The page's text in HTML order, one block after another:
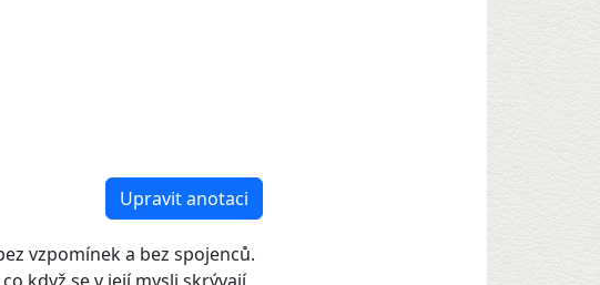
Upravit anotaci
vzpomínek a bez spojenců.